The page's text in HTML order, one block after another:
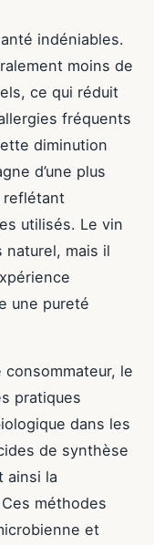
indéniables.
moins de
ce qui réduit
fréquents
diminution
d’une plus
reflétant
utilisés. Le vin
mais il
une pureté
le
pratiques
dans les
de synthèse
ainsi la
méthodes
et